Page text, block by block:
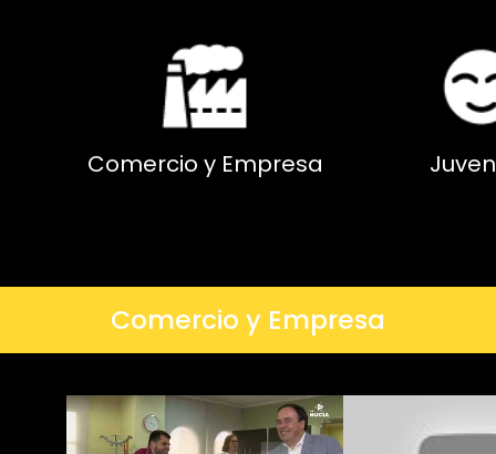
Comercio y Empresa
Comercio y Empresa